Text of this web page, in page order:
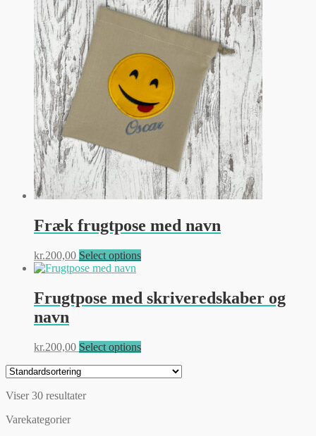
varianter.
Mulighederne
vælges
varesiden
Fræk frugtpose med navn
kr.200,00 Select optionsDette
flere
varianter.
vælges
på
varesiden
Frugtpose med skriveredskaber og
navn
kr.200,00 Select optionsDette
Viser 30 resultater
Varekategorier